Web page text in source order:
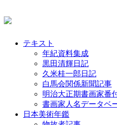
テキスト
年紀資料集成
黒田清輝日記
久米桂一郎日記
白馬会関係新聞記事
明治大正期書画家番
書画家人名データベ
日本美術年鑑